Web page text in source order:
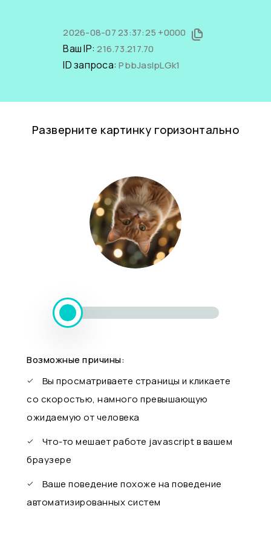
2026-08-07 23:37:25 +0000
Ваш IP:216.73.217.70
ID запроса:PbbJaslpLGk1
Разверните картинку горизонтально
Возможные причины:
Вы просматриваете страницы и кликаете
со скоростью, намного превышающую
ожидаемую от человека
Что-то мешает работе javascript в вашем
браузере
Ваше поведение похоже на поведение
автоматизированных систем